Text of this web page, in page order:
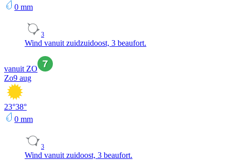
0 mm
3
Wind vanuit zuidzuidoost, 3 beaufort.
vanuit ZO
Zo9 aug
23°38°
0 mm
3
Wind vanuit zuidoost, 3 beaufort.